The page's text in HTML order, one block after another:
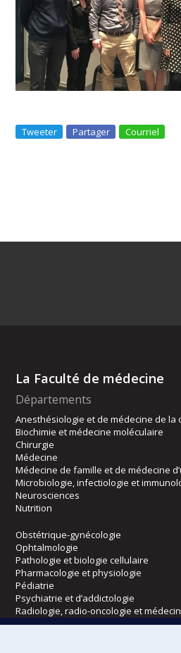
Tweeter Partager Courriel
La Faculté de médecine
Départements
Anesthésiologie et de médecine de la
Biochimie et médecine moléculaire
Chirurgie
Médecine
Médecine de famille et de médecine
Microbiologie, infectiologie et
Neurosciences
Nutrition
Obstétrique-gynécologie
Ophtalmologie
Pathologie et biologie cellulaire
Pharmacologie et physiologie
Pédiatrie
Psychiatrie et d’addictologie
Radiologie, radio-oncologie et